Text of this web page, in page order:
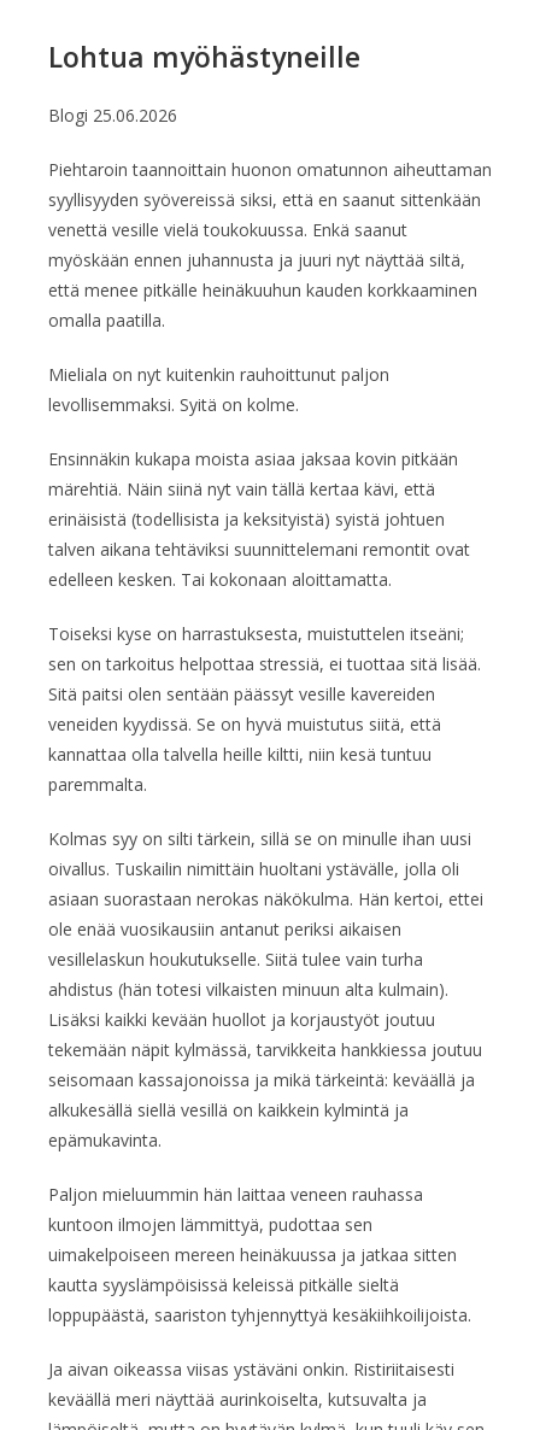
Lohtua myöhästyneille
Blogi 25.06.2026
Piehtaroin taannoittain huonon omatunnon aiheuttaman
syyllisyyden syövereissä siksi, että en saanut sittenkään
venettä vesille vielä toukokuussa. Enkä saanut
myöskään ennen juhannusta ja juuri nyt näyttää siltä,
että menee pitkälle heinäkuuhun kauden korkkaaminen
omalla paatilla.
Mieliala on nyt kuitenkin rauhoittunut paljon
levollisemmaksi. Syitä on kolme.
Ensinnäkin kukapa moista asiaa jaksaa kovin pitkään
märehtiä. Näin siinä nyt vain tällä kertaa kävi, että
erinäisistä (todellisista ja keksityistä) syistä johtuen
talven aikana tehtäviksi suunnittelemani remontit ovat
edelleen kesken. Tai kokonaan aloittamatta.
Toiseksi kyse on harrastuksesta, muistuttelen itseäni;
sen on tarkoitus helpottaa stressiä, ei tuottaa sitä lisää.
Sitä paitsi olen sentään päässyt vesille kavereiden
veneiden kyydissä. Se on hyvä muistutus siitä, että
kannattaa olla talvella heille kiltti, niin kesä tuntuu
paremmalta.
Kolmas syy on silti tärkein, sillä se on minulle ihan uusi
oivallus. Tuskailin nimittäin huoltani ystävälle, jolla oli
asiaan suorastaan nerokas näkökulma. Hän kertoi, ettei
ole enää vuosikausiin antanut periksi aikaisen
vesillelaskun houkutukselle. Siitä tulee vain turha
ahdistus (hän totesi vilkaisten minuun alta kulmain).
Lisäksi kaikki kevään huollot ja korjaustyöt joutuu
tekemään näpit kylmässä, tarvikkeita hankkiessa joutuu
seisomaan kassajonoissa ja mikä tärkeintä: keväällä ja
alkukesällä siellä vesillä on kaikkein kylmintä ja
epämukavinta.
Paljon mieluummin hän laittaa veneen rauhassa
kuntoon ilmojen lämmittyä, pudottaa sen
uimakelpoiseen mereen heinäkuussa ja jatkaa sitten
kautta syyslämpöisissä keleissä pitkälle sieltä
loppupäästä, saariston tyhjennyttyä kesäkiihkoilijoista.
Ja aivan oikeassa viisas ystäväni onkin. Ristiriitaisesti
keväällä meri näyttää aurinkoiselta, kutsuvalta ja